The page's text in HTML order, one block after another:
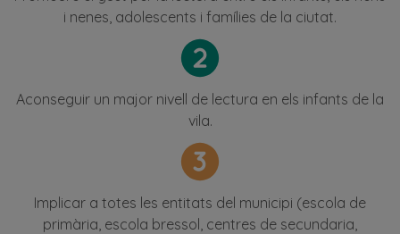
i nenes, adolescents i famílies de la ciutat.
Aconseguir un major nivell de lectura en els infants de la
vila.
Implicar a totes les entitats del municipi (escola de
primària, escola bressol, centres de secundaria,